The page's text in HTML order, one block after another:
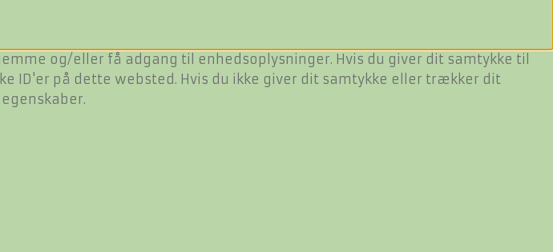
og/eller få adgang til enhedsoplysninger. Hvis du giver dit samtykke til
ID'er på dette websted. Hvis du ikke giver dit samtykke eller trækker dit